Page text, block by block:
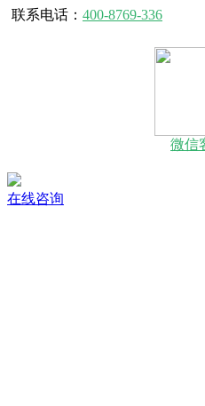
联系电话： 400-8769-336
微信
在线咨询